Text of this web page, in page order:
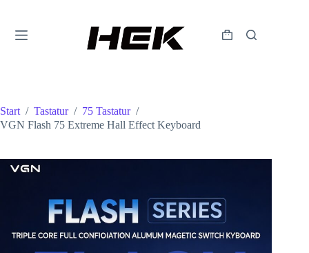
Start / Tastatur / 75 Tastatur /
VGN Flash 75 Extreme Hall Effect Keyboard